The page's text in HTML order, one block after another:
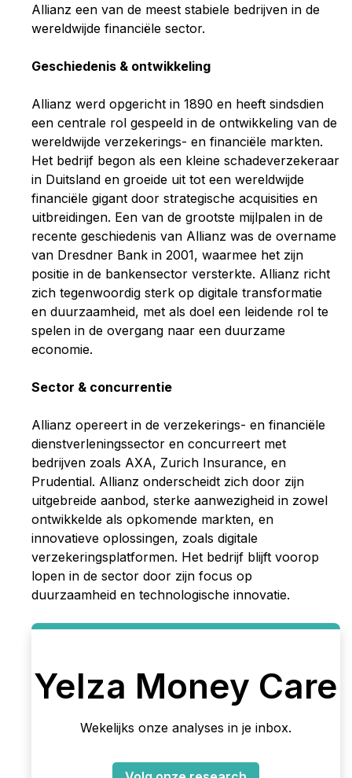
Allianz een van de meest stabiele bedrijven in de
wereldwijde financiële sector.
Geschiedenis & ontwikkeling
Allianz werd opgericht in 1890 en heeft sindsdien
een centrale rol gespeeld in de ontwikkeling van de
wereldwijde verzekerings- en financiële markten.
Het bedrijf begon als een kleine schadeverzekeraar
in Duitsland en groeide uit tot een wereldwijde
financiële gigant door strategische acquisities en
uitbreidingen. Een van de grootste mijlpalen in de
recente geschiedenis van Allianz was de overname
van Dresdner Bank in 2001, waarmee het zijn
positie in de bankensector versterkte. Allianz richt
zich tegenwoordig sterk op digitale transformatie
en duurzaamheid, met als doel een leidende rol te
spelen in de overgang naar een duurzame
economie.
Sector & concurrentie
Allianz opereert in de verzekerings- en financiële
dienstverleningssector en concurreert met
bedrijven zoals AXA, Zurich Insurance, en
Prudential. Allianz onderscheidt zich door zijn
uitgebreide aanbod, sterke aanwezigheid in zowel
ontwikkelde als opkomende markten, en
innovatieve oplossingen, zoals digitale
verzekeringsplatformen. Het bedrijf blijft voorop
lopen in de sector door zijn focus op
duurzaamheid en technologische innovatie.
Yelza Money Care
Wekelijks onze analyses in je inbox.